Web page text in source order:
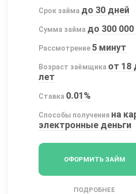
Срок займа до 30 дней
Сумма займа до 300 000
Рассмотрение 5 минут
Возраст заёмщика от 18
лет
Ставка 0.01%
Способы получения на
электронные деньги
ОФОРМИТЬ ЗАЙМ
ПОДРОБНЕЕ